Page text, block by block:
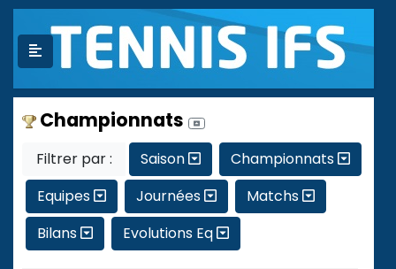
Championnats
Filtrer par : Saison
Championnats
Equipes
Journées
Matchs
Bilans
Evolutions Eq